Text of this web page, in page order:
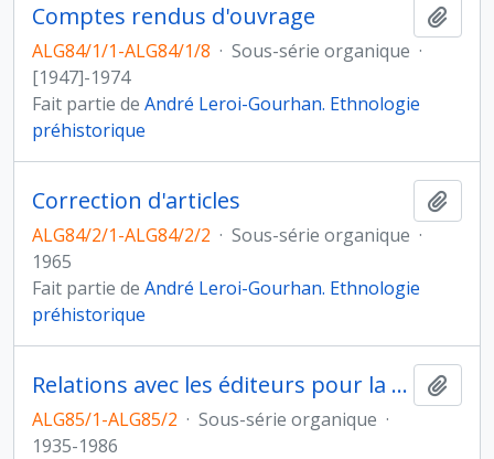
Comptes rendus d'ouvrage
ALG84/1/1-ALG84/1/8 · Sous-série organique ·
[1947]-1974
Fait partie de André Leroi-Gourhan. Ethnologie
préhistorique
Correction d'articles
ALG84/2/1-ALG84/2/2 · Sous-série organique ·
1965
Fait partie de André Leroi-Gourhan. Ethnologie
préhistorique
Relations avec les éditeurs pour la publication d'ouvrages et d'articles
ALG85/1-ALG85/2 · Sous-série organique ·
1935-1986